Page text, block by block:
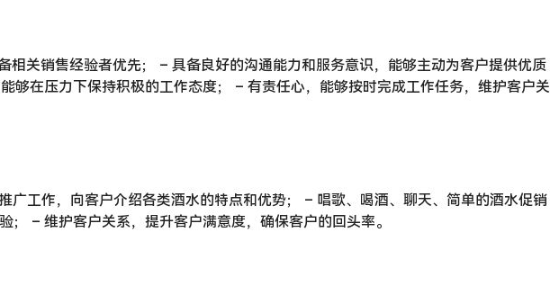
相关销售经验者优先； – 具备良好的沟通能力和服务意识，能够主动为客户提供优质
够在压力下保持积极的工作态度； – 有责任心，能够按时完成工作任务，维护客户关
广工作，向客户介绍各类酒水的特点和优势； – 唱歌、喝酒、聊天、简单的酒水促销
； – 维护客户关系，提升客户满意度，确保客户的回头率。